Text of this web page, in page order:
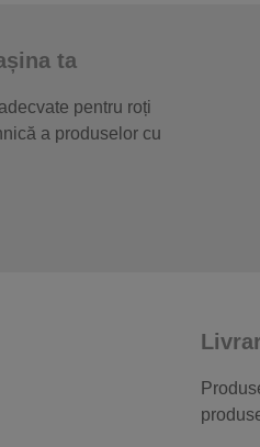
ta
pentru roți
a produselor cu